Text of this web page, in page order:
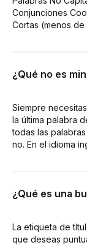
Conjunciones
Cortas (menos
¿Qué no es
Siempre
la última palabra
todas las
no. En el idioma
¿Qué es una
La etiqueta de
que deseas